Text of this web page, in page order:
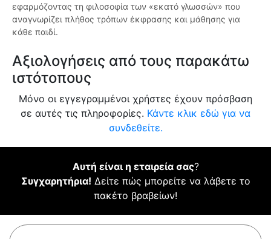
εφαρμόζοντας τη φιλοσοφία των «εκατό γλωσσών» που
αναγνωρίζει πλήθος τρόπων έκφρασης και μάθησης για
κάθε παιδί.
Αξιολογήσεις από τους παρακάτω
ιστότοπους
Μόνο οι εγγεγραμμένοι χρήστες έχουν πρόσβαση
σε αυτές τις πληροφορίες. Κάντε κλικ εδώ για να
συνδεθείτε.
Αυτή είναι η εταιρεία σας?
Συγχαρητήρια! Δείτε πώς μπορείτε να λάβετε το
πακέτο βραβείων!